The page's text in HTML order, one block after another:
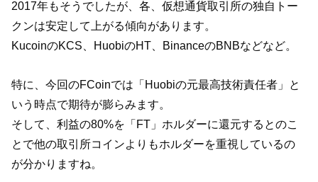
2017年もそうでしたが、各、仮想通貨取引所の独自トー
クンは安定して上がる傾向があります。
KucoinのKCS、HuobiのHT、BinanceのBNBなどなど。
特に、今回のFCoinでは「Huobiの元最高技術責任者」と
いう時点で期待が膨らみます。
そして、利益の80%を「FT」ホルダーに還元するとのこ
とで他の取引所コインよりもホルダーを重視しているの
が分かりますね。